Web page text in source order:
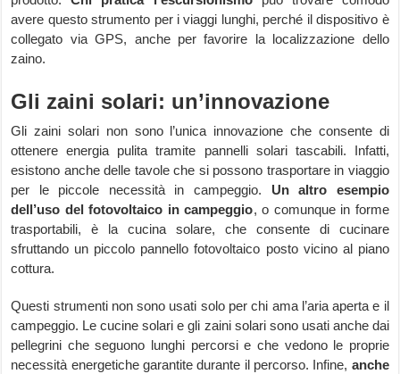
avere questo strumento per i viaggi lunghi, perché il dispositivo è
collegato via GPS, anche per favorire la localizzazione dello
zaino.
Gli zaini solari: un’innovazione
Gli zaini solari non sono l’unica innovazione che consente di
ottenere energia pulita tramite pannelli solari tascabili. Infatti,
esistono anche delle tavole che si possono trasportare in viaggio
per le piccole necessità in campeggio. Un altro esempio
dell’uso del fotovoltaico in campeggio, o comunque in forme
trasportabili, è la cucina solare, che consente di cucinare
sfruttando un piccolo pannello fotovoltaico posto vicino al piano
cottura.
Questi strumenti non sono usati solo per chi ama l’aria aperta e il
campeggio. Le cucine solari e gli zaini solari sono usati anche dai
pellegrini che seguono lunghi percorsi e che vedono le proprie
necessità energetiche garantite durante il percorso. Infine, anche